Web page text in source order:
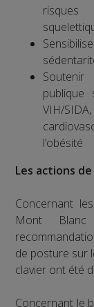
risques
Soutenir
publique
VIH/
l’obésité
Les actions
Concernant
Mont
de posture sur
clavier ont été
Concernant le